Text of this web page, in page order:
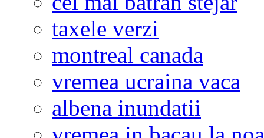
taxele verzi
montreal canada
vremea ucraina vaca
albena inundatii